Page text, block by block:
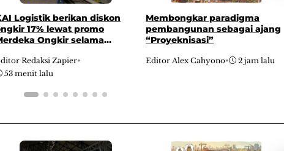
Logistik berikan diskon
17% lewat promo
Ongkir selama
Redaksi Zapier•
53 menit lalu
Membongkar paradigma
pembangunan sebagai ajang
“Proyeknisasi”
Editor Alex Cahyono• 2 jam lalu